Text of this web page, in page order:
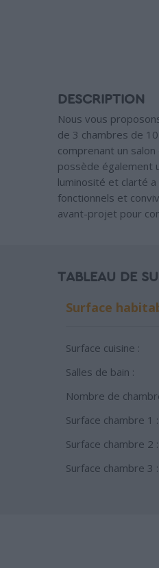
DESCRIPTION
Nous vous
de 3 chambres de
comprenant un
possède également
luminosité et clarté
fonctionnels et
avant-projet pour
TABLEAU DE
Surface
Surface cuisine :
Salles de bain :
Nombre de
Surface chambre 1 :
Surface chambre 2 :
Surface chambre 3 :